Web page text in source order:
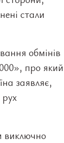
стали
обмінів
про який
заявляє,
виключно